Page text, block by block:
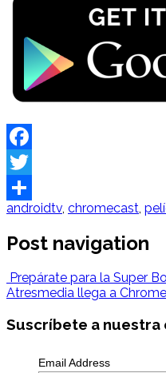
Facebook
Twitter
Share
androidtv chromecast
Post navigation
Prepárate para la Super
Atresmedia llega a
Suscríbete a
Email Address